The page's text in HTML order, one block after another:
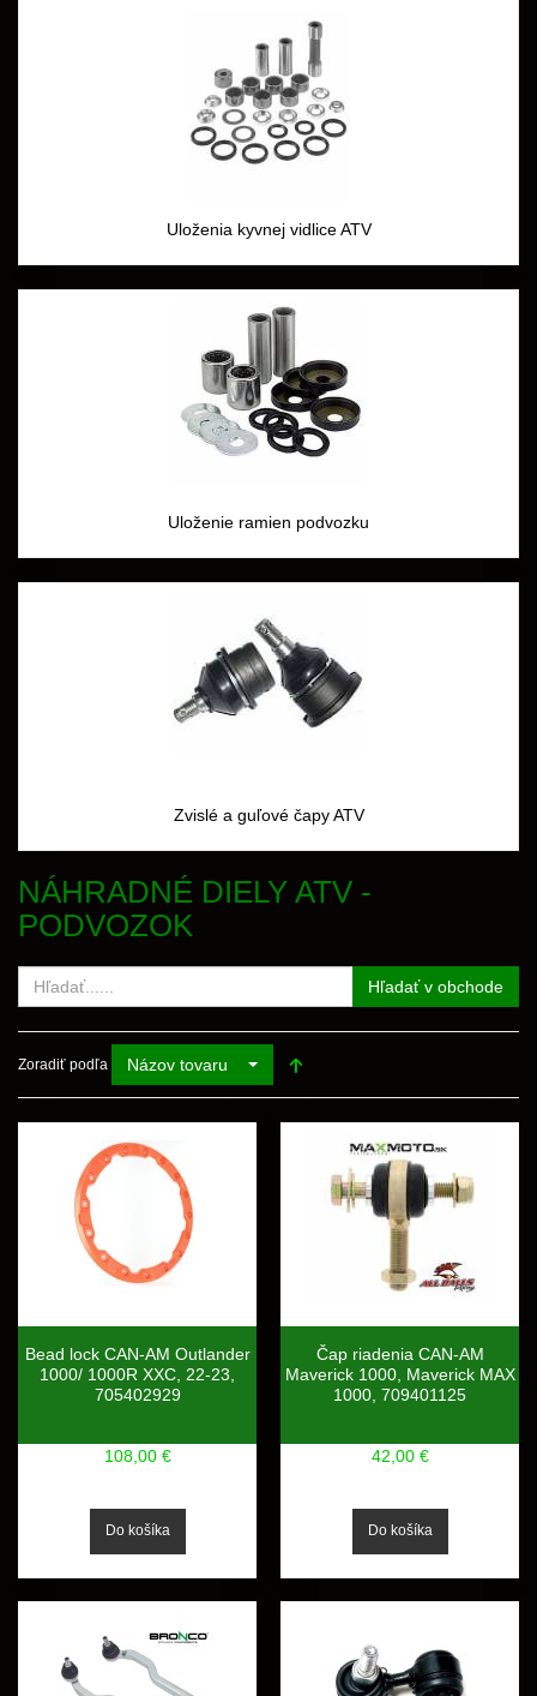
Uloženia kyvnej vidlice ATV
Uloženie ramien podvozku
Zvislé a guľové čapy ATV
NÁHRADNÉ DIELY ATV -
PODVOZOK
Hľadať v obchode
Zoradiť podľa Názov tovaru
Bead lock CAN-AM Outlander
1000/ 1000R XXC, 22-23,
705402929
108,00 €
Čap riadenia CAN-AM
Maverick 1000, Maverick MAX
1000, 709401125
42,00 €